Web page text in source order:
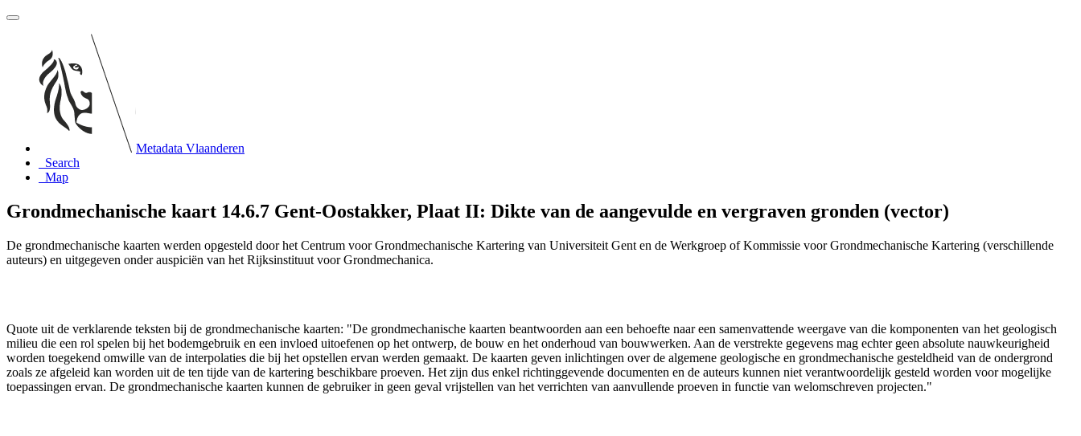
Metadata Vlaanderen
Search
Map
Grondmechanische kaart 14.6.7 Gent-Oostakker, Plaat II: Dikte van de aangevulde en vergraven gronden (vector)
De grondmechanische kaarten werden opgesteld door het Centrum voor Grondmechanische Kartering van Universiteit Gent en de Werkgroep of Kommissie voor Grondmechanische Kartering (verschillende
auteurs) en uitgegeven onder auspiciën van het Rijksinstituut voor Grondmechanica.
Quote uit de verklarende teksten bij de grondmechanische kaarten: "De grondmechanische kaarten beantwoorden aan een behoefte naar een samenvattende weergave van die komponenten van het geologisch
milieu die een rol spelen bij het bodemgebruik en een invloed uitoefenen op het ontwerp, de bouw en het onderhoud van bouwwerken. Aan de verstrekte gegevens mag echter geen absolute nauwkeurigheid
worden toegekend omwille van de interpolaties die bij het opstellen ervan werden gemaakt. De kaarten geven inlichtingen over de algemene geologische en grondmechanische gesteldheid van de ondergrond
zoals ze afgeleid kan worden uit de ten tijde van de kartering beschikbare proeven. Het zijn dus enkel richtinggevende documenten en de auteurs kunnen niet verantwoordelijk gesteld worden voor mogelijke
toepassingen ervan. De grondmechanische kaarten kunnen de gebruiker in geen geval vrijstellen van het verrichten van aanvullende proeven in functie van welomschreven projecten."